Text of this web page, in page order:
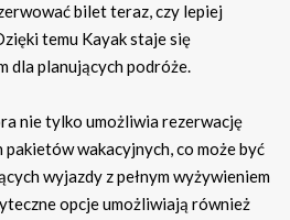
bilet teraz, czy lepiej
temu Kayak staje się
dla planujących podróże.
nie tylko umożliwia rezerwację
wakacyjnych, co może być
wyjazdy z pełnym wyżywieniem
opcje umożliwiają również